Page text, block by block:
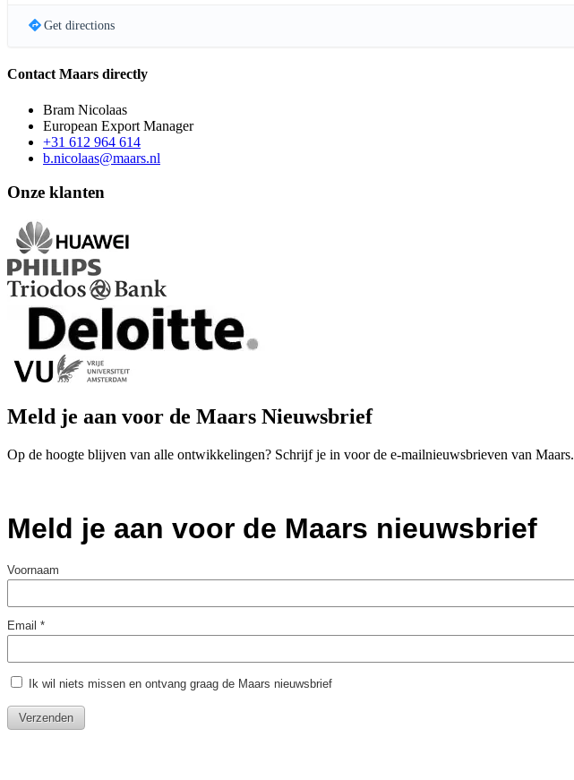
Get directions
Contact Maars directly
Bram Nicolaas
European Export Manager
+31 612 964 614
b.nicolaas@maars.nl
Onze klanten
Meld je aan voor de Maars Nieuwsbrief
Op de hoogte blijven van alle ontwikkelingen? Schrijf je in voor de e-mailnieuwsbrieven van Maars.